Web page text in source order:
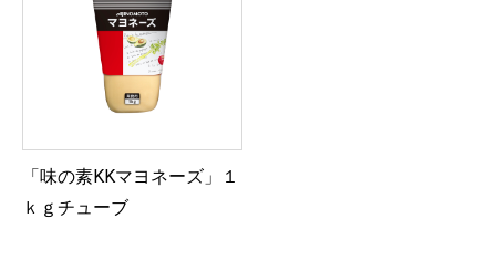
「味の素KKマヨネーズ」１
ｋｇチューブ